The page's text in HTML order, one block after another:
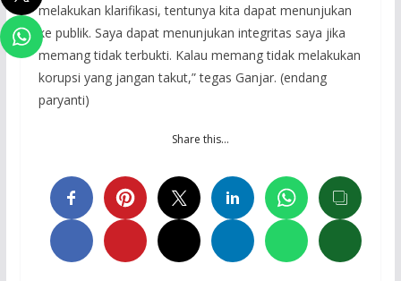
melakukan klarifikasi, tentunya kita dapat menunjukan
ke publik. Saya dapat menunjukan integritas saya jika
memang tidak terbukti. Kalau memang tidak melakukan
korupsi yang jangan takut,” tegas Ganjar. (endang
paryanti)
Share this…